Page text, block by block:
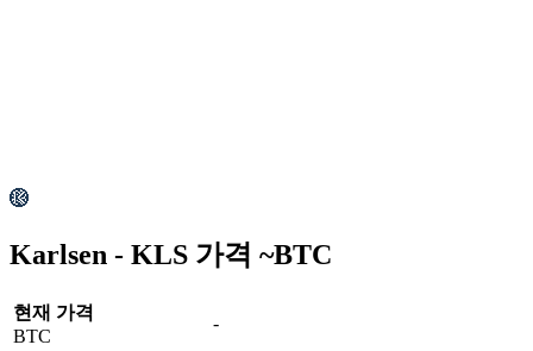
Karlsen - KLS 가격 ~BTC
현재 가격
BTC
-